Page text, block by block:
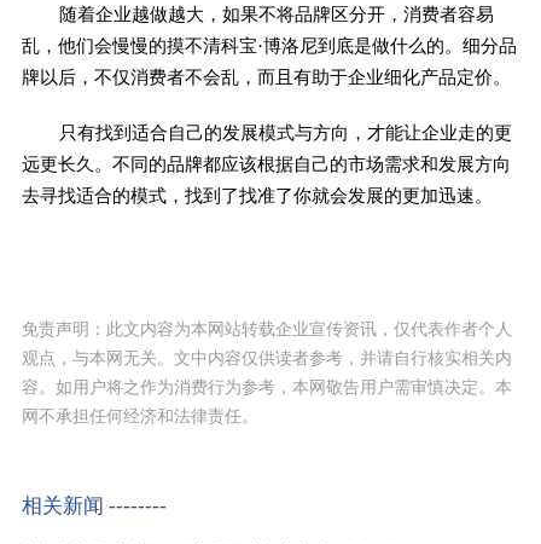
随着企业越做越大，如果不将品牌区分开，消费者容易
乱，他们会慢慢的摸不清科宝·博洛尼到底是做什么的。细分品
牌以后，不仅消费者不会乱，而且有助于企业细化产品定价。
只有找到适合自己的发展模式与方向，才能让企业走的更
远更长久。不同的品牌都应该根据自己的市场需求和发展方向
去寻找适合的模式，找到了找准了你就会发展的更加迅速。
免责声明：此文内容为本网站转载企业宣传资讯，仅代表作者个人
观点，与本网无关。文中内容仅供读者参考，并请自行核实相关内
容。如用户将之作为消费行为参考，本网敬告用户需审慎决定。本
网不承担任何经济和法律责任。
相关新闻 --------